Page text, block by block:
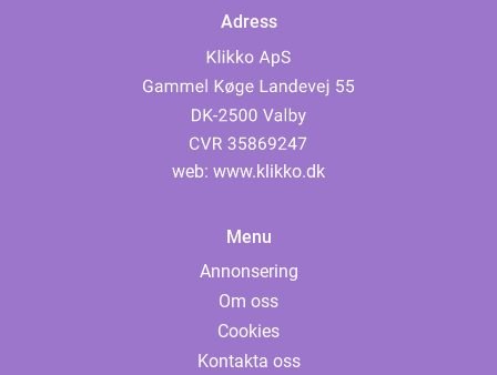
Adress
web: www.klikko.dk
Menu
Annonsering
Om oss
Cookies
Kontakta oss